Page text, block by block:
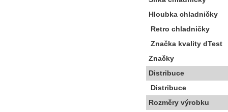
Hloubka chladničky
Retro chladničky
Značka kvality dTest
Značky
Distribuce
Distribuce
Rozměry výrobku